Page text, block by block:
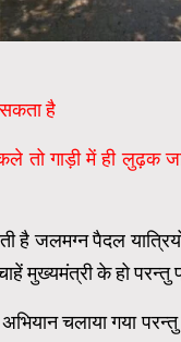
है
गाड़ी में ही लुढ़क
है जलमग्न पैदल
मुख्यमंत्री के हो परन्तु
चलाया गया